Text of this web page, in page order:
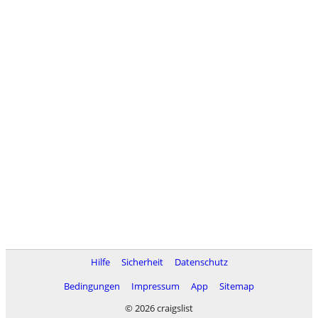
Hilfe Sicherheit
Datenschutz
Bedingungen
Impressum App
Sitemap
© 2026 craigslist